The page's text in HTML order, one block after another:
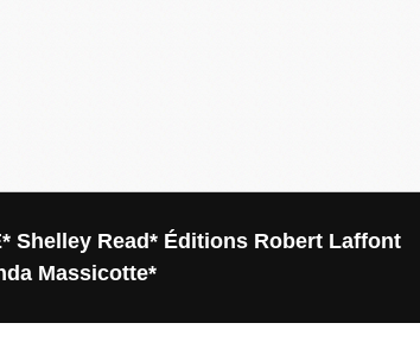
Shelley Read* Éditions Robert Laffont
Massicotte*